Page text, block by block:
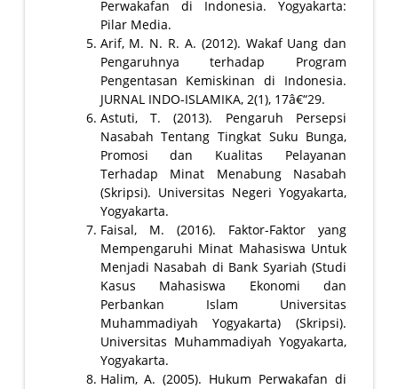
Perwakafan di Indonesia. Yogyakarta:
Pilar Media.
Arif, M. N. R. A. (2012). Wakaf Uang dan
Pengaruhnya terhadap Program
Pengentasan Kemiskinan di Indonesia.
JURNAL INDO-ISLAMIKA, 2(1), 17â€“29.
Astuti, T. (2013). Pengaruh Persepsi
Nasabah Tentang Tingkat Suku Bunga,
Promosi dan Kualitas Pelayanan
Terhadap Minat Menabung Nasabah
(Skripsi). Universitas Negeri Yogyakarta,
Yogyakarta.
Faisal, M. (2016). Faktor-Faktor yang
Mempengaruhi Minat Mahasiswa Untuk
Menjadi Nasabah di Bank Syariah (Studi
Kasus Mahasiswa Ekonomi dan
Perbankan Islam Universitas
Muhammadiyah Yogyakarta) (Skripsi).
Universitas Muhammadiyah Yogyakarta,
Yogyakarta.
Halim, A. (2005). Hukum Perwakafan di